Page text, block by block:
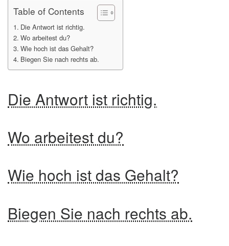
Table of Contents
Die Antwort ist richtig.
Wo arbeitest du?
Wie hoch ist das Gehalt?
Biegen Sie nach rechts ab.
Die Antwort ist richtig.
Wo arbeitest du?
Wie hoch ist das Gehalt?
Biegen Sie nach rechts ab.